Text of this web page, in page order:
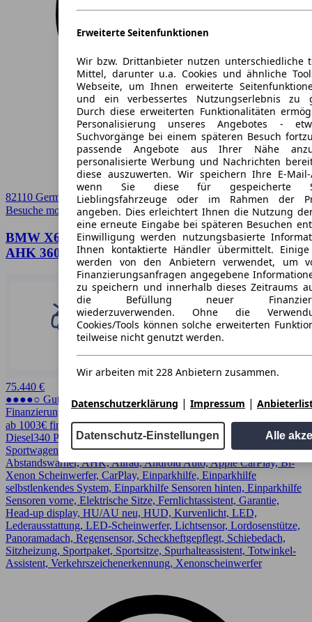
Erweiterte Seitenfunktionen
Wir bzw. Drittanbieter nutzen unterschiedliche
Mittel, darunter u.a. Cookies und ähnliche
Webseite, um Ihnen erweiterte
und ein verbessertes Nutzungserlebnis zu
Durch diese erweiterten Funktionalitäten
Personalisierung unseres Angebotes -
Suchvorgänge bei einem späteren Besuch
passende Angebote aus Ihrer Nähe
personalisierte Werbung und Nachrichten
diese auszuwerten. Wir speichern Ihre E-Mail-
wenn Sie diese für gespeicherte
Lieblingsfahrzeuge oder im Rahmen der
angeben. Dies erleichtert Ihnen die Nutzung
eine erneute Eingabe bei späteren Besuchen
Einwilligung werden nutzungsbasierte
Ihnen kontaktierte Händler übermittelt. Einige
werden von den Anbietern verwendet, um
Finanzierungsanfragen angegebene
zu speichern und innerhalb dieses Zeitraums
die Befüllung neuer
wiederzuverwenden. Ohne die
Cookies/Tools können solche erweiterten
teilweise nicht genutzt werden.
Wir arbeiten mit 228 Anbietern zusammen.
Datenschutzerklärung | Impressum |
Datenschutz-Einstellungen Alle
82110 Germering
Besuche mobile.de➚
BMW X6 xDrive40d M Sport HUD PANO ACC
AHK 360°KAM
75.440 €
●●●●○ Guter Preis
Finanzierung möglich
ab 1003€ finanzieren ↗
Diesel340 PS (250 kW)20.090 kmEZ 05/2025Automatik
Coupe /
Sportwagen 4 Türen
Abstandswarner, AHK, Allrad, Android Auto, Apple CarPlay, Bi-
Xenon Scheinwerfer, CarPlay, Einparkhilfe, Einparkhilfe
selbstlenkendes System, Einparkhilfe Sensoren hinten, Einparkhilfe
Sensoren vorne, Elektrische Sitze, Fernlichtassistent, Garantie,
Head-up display, HU/AU neu, HUD, Kurvenlicht, LED,
Lederausstattung, LED-Scheinwerfer, Lichtsensor, Lordosenstütze,
Panoramadach, Regensensor, Scheckheftgepflegt, Schiebedach,
Sitzheizung, Sportpaket, Sportsitze, Spurhalteassistent, Totwinkel-
Assistent, Verkehrszeichenerkennung, Xenonscheinwerfer